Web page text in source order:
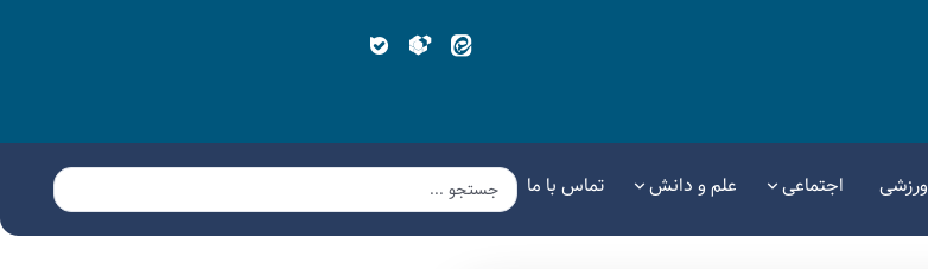
ورزشی اجتماعی علم و دانش تماس با ما